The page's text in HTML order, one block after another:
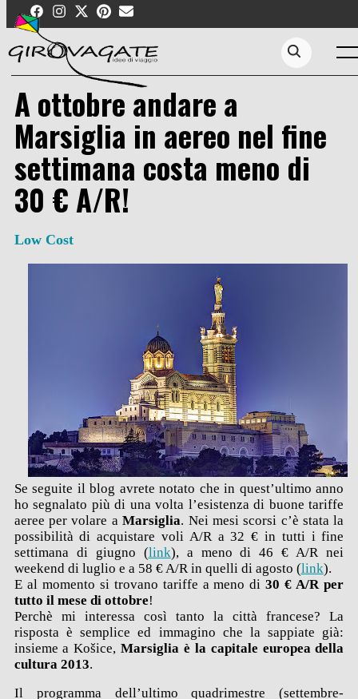
content
Search...
A ottobre andare a
Marsiglia in aereo nel fine
settimana costa meno di
30 € A/R!
Low Cost
Se seguite il blog avrete notato che in quest’ultimo anno
ho segnalato più di una volta l’esistenza di buone tariffe
aeree per volare aMarsiglia. Nei mesi scorsi c’è stata la
possibilità di acquistare voli A/R a 32 € in tutti i fine
settimana di giugno (link), a meno di 46 € A/R nei
weekend di luglio e a 58 € A/R in quelli di agosto (link).
E al momento si trovano tariffe a meno di30 € A/R per
tutto il mese di ottobre!
Perchè mi interessa così tanto la città francese? La
risposta è semplice ed immagino che la sappiate già:
insieme a Košice,Marsiglia è la capitale europea della
cultura 2013.
Il programma dell’ultimo quadrimestre (settembre-